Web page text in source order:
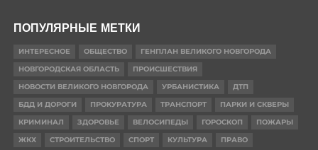
ПОПУЛЯРНЫЕ МЕТКИ
ИНТЕРЕСНОЕ ОБЩЕСТВО
ГЕНПЛАН ВЕЛИКОГО НОВГОРОДА
НОВГОРОДСКАЯ ОБЛАСТЬ
ПРОИСШЕСТВИЯ
НОВОСТИ ВЕЛИКОГО НОВГОРОДА
УРБАНИСТИКА
ДТП
БДД И ДОРОГИ
ПРОКУРАТУРА ТРАНСПОРТ
ПАРКИ И СКВЕРЫ
КРИМИНАЛ
ЗДОРОВЬЕ ВЕЛОСИПЕДЫ ГОРОСКОП
ПОЖАРЫ
ЖКХ
СТРОИТЕЛЬСТВО СПОРТ КУЛЬТУРА
ПРАВО